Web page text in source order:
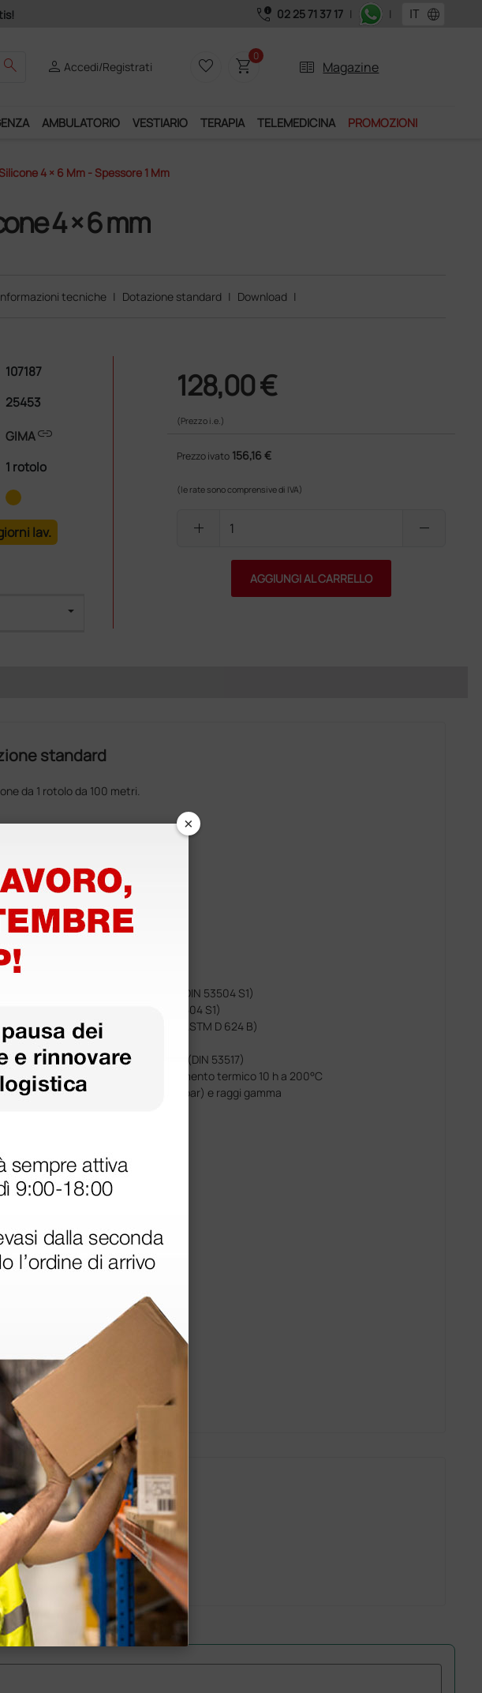
+ IVA! call_quality 02 25 71 37 17 | | language
search personAccedi/Registrati favorite_border shopping_cart0
two_pager Magazine
AMBULATORIO VESTIARIO TERAPIA TELEMEDICINA PROMOZIONI
4 × 6 Mm - Spessore 1 Mm
4 × 6 mm
tecniche | Dotazione standard | Download |
107187
25453
GIMAlink
1 rotolo
lav.
128,00 €
(Prezzo i.e.)
Prezzo ivato 156,16 €
(le rate sono comprensive di IVA)
add remove
AGGIUNGI AL CARRELLO
standard
da 1 rotolo da 100 metri.
silicone 100%
interno × esterno: 4 × 6 mm
parete: 1 mm
60° ±5% Shore (DIN 53505)
1,17 g/ccm (DIN 53479A)
estensione: 490-530% (DIN 53504 S1)
(DIN 53504 S1)
alla trazione: 34-35 N/mm (ASTM D 624 B)
51% (DIN 53512)
set (22h/175°C): 30-15% (DIN 53517)
raggi infrarossi; trattamento termico 10 h a 200°C
autoclave 135°C (2,2-2,5 bar) e raggi gamma
×